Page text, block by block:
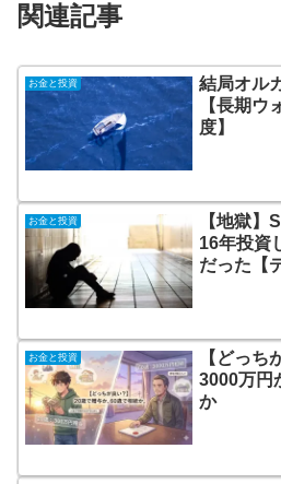
関連記事
お金と投資
結局オル
【長期ウ
度】
お金と投資
【地獄】
16年投資
だった【
お金と投資
【どっち
3000万円
か